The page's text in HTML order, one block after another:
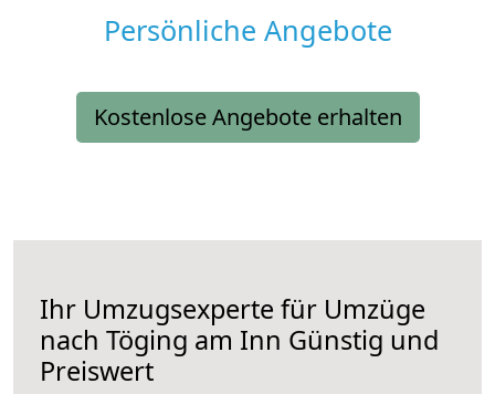
Persönliche Angebote
Kostenlose Angebote erhalten
Ihr Umzugsexperte für Umzüge
nach Töging am Inn Günstig und
Preiswert